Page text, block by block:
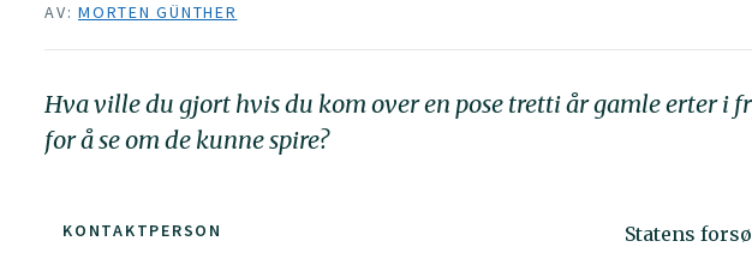
AV: MORTEN GÜNTHER
Hva ville du gjort hvis du kom over en pose tretti år gamle erter i
for å se om de kunne spire?
Statens
KONTAKTPERSON